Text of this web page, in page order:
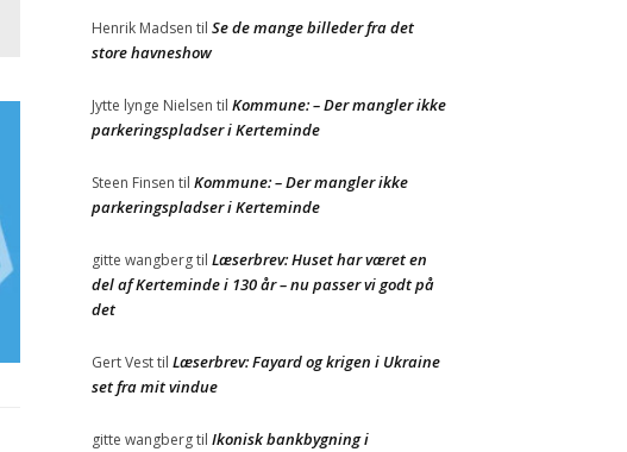
Henrik Madsen til Se de mange billeder fra det
store havneshow
Jytte lynge Nielsen til Kommune: – Der mangler ikke
parkeringspladser i Kerteminde
Steen Finsen til Kommune: – Der mangler ikke
parkeringspladser i Kerteminde
gitte wangbergtil Læserbrev: Huset har været en
del af Kerteminde i 130 år – nu passer vi godt på
det
Gert Vesttil Læserbrev: Fayard og krigen i Ukraine
set fra mit vindue
gitte wangbergtil Ikonisk bankbygning i